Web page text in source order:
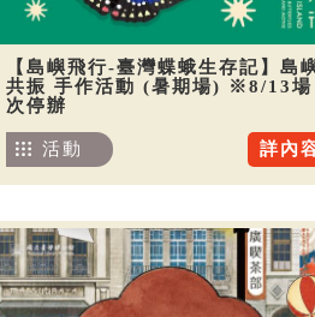
【島嶼飛行-臺灣蝶蛾生存記】島
共振 手作活動 (暑期場) ※8/13場
次停辦
詳內
活動